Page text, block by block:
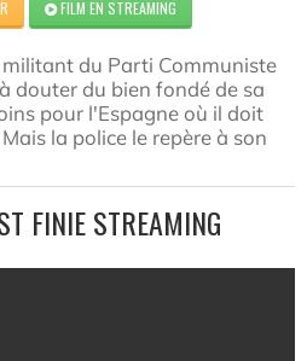
FILM EN STREAMING
militant du Parti Communiste
douter du bien fondé de sa
pour l'Espagne où il doit
la police le repère à son
FINIE STREAMING